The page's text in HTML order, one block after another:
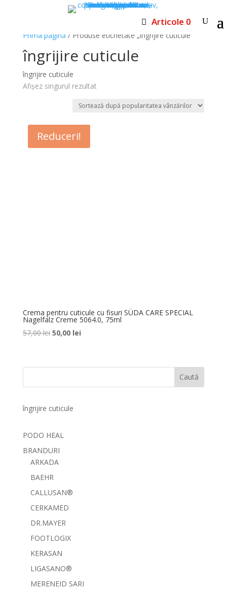
Articole 0
Prima pagină / Produse etichetate „îngrijire cuticule”
îngrijire cuticule
îngrijire cuticule
Afișez singurul rezultat
Reduceri!
Crema pentru cuticule cu fisuri SÜDA CARE SPECIAL
Nagelfalz Creme 5064.0, 75ml
57,00lei Prețul
fost:
50,00 leiPrețul
50,00 lei.
Caută
îngrijire cuticule
PODO HEAL
BRANDURI
ARKADA
BAEHR
CALLUSAN®
CERKAMED
DR.MAYER
FOOTLOGIX
KERASAN
LIGASANO®
MERENEID SARI